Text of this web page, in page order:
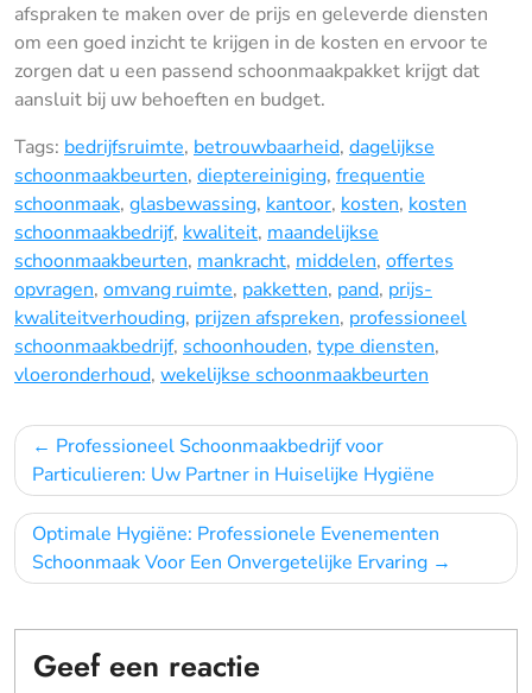
afspraken te maken over de prijs en geleverde diensten
om een goed inzicht te krijgen in de kosten en ervoor te
zorgen dat u een passend schoonmaakpakket krijgt dat
aansluit bij uw behoeften en budget.
Tags: bedrijfsruimte, betrouwbaarheid, dagelijkse
schoonmaakbeurten, dieptereiniging, frequentie
schoonmaak, glasbewassing, kantoor, kosten, kosten
schoonmaakbedrijf, kwaliteit, maandelijkse
schoonmaakbeurten, mankracht, middelen, offertes
opvragen, omvang ruimte, pakketten, pand, prijs-
kwaliteitverhouding, prijzen afspreken, professioneel
schoonmaakbedrijf, schoonhouden, type diensten,
vloeronderhoud, wekelijkse schoonmaakbeurten
Bericht
navigatie
Professioneel Schoonmaakbedrijf voor
Particulieren: Uw Partner in Huiselijke Hygiëne
Optimale Hygiëne: Professionele Evenementen
Schoonmaak Voor Een Onvergetelijke Ervaring
Geef een reactie